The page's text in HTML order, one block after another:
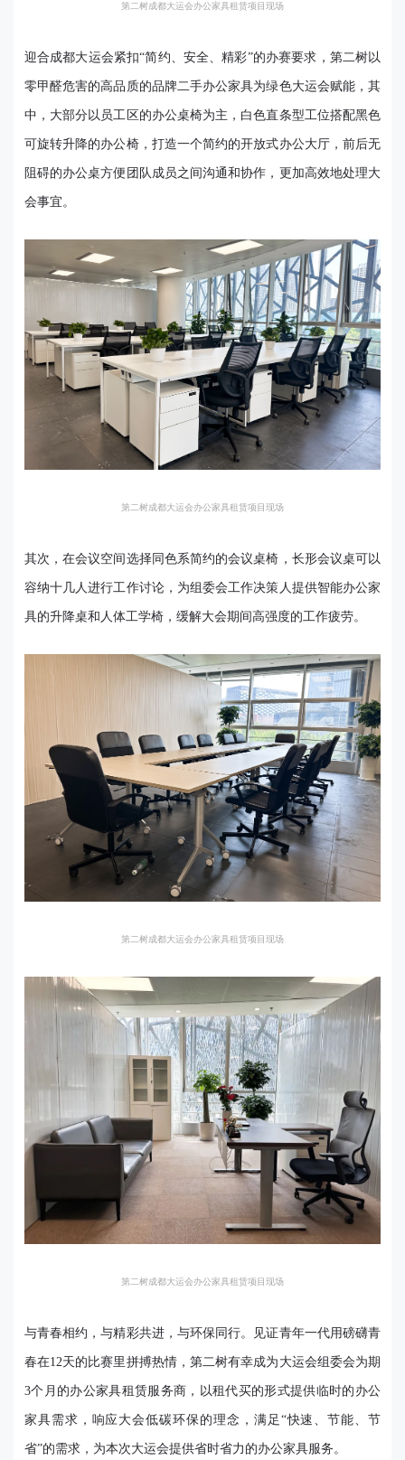
第二树成都大运会办公家具租赁项目现场
迎合成都大运会紧扣“简约、安全、精彩”的办赛要求，第二树以
零甲醛危害的高品质的品牌二手办公家具为绿色大运会赋能，其
中，大部分以员工区的办公桌椅为主，白色直条型工位搭配黑色
可旋转升降的办公椅，打造一个简约的开放式办公大厅，前后无
阻碍的办公桌方便团队成员之间沟通和协作，更加高效地处理大
会事宜。
第二树成都大运会办公家具租赁项目现场
其次，在会议空间选择同色系简约的会议桌椅，长形会议桌可以
容纳十几人进行工作讨论，为组委会工作决策人提供智能办公家
具的升降桌和人体工学椅，缓解大会期间高强度的工作疲劳。
第二树成都大运会办公家具租赁项目现场
第二树成都大运会办公家具租赁项目现场
与青春相约，与精彩共进，与环保同行。见证青年一代用磅礴青
春在12天的比赛里拼搏热情，第二树有幸成为大运会组委会为期
3个月的办公家具租赁服务商，以租代买的形式提供临时的办公
家具需求，响应大会低碳环保的理念，满足“快速、节能、节
省”的需求，为本次大运会提供省时省力的办公家具服务。